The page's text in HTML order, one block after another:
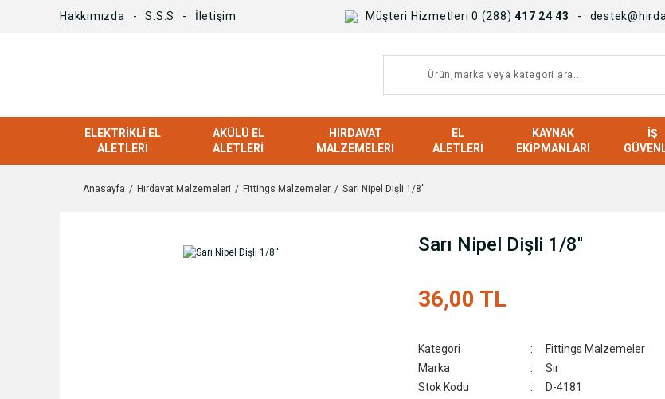
Hakkımızda S.S.S İletişim Müşteri Hizmetleri 0 (288) 417 24 43
ELEKTRIKLI EL
ALETLERI
AKÜLÜ EL
ALETLERI
HIRDAVAT
MALZEMELERI
EL
ALETLERI
KAYNAK
EKIPMANLARI
İŞ
Anasayfa Hırdavat Malzemeleri Fittings Malzemeler Sarı Nipel Dişli 1/8''
Sarı Nipel Dişli 1/8''
36,00 TL
Kategori
Fittings Malzemeler
Marka
Sır
Stok Kodu
D-4181